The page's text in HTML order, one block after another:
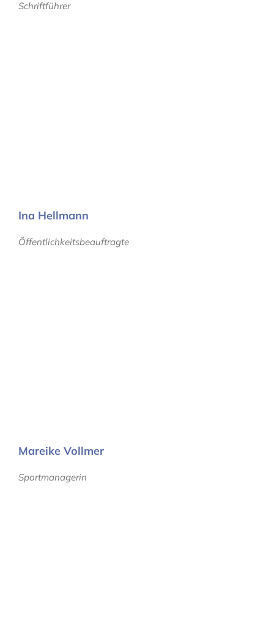
Schriftführer
Ina Hellmann
Öffentlichkeitsbeauftragte
Mareike Vollmer
Sportmanagerin